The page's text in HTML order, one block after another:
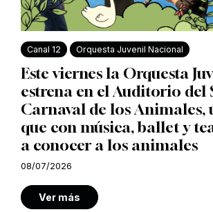
Canal 12 Orquesta Juvenil Nacional
Este viernes la Orquesta
estrena en el Auditorio del
Carnaval de los Animales,
que con música, ballet y
a conocer a los animales
08/07/2026
Ver más